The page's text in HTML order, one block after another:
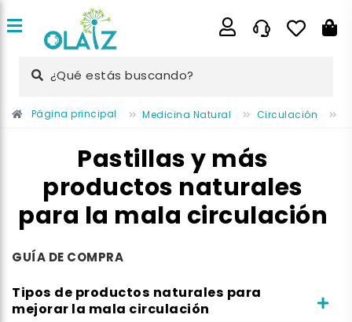
¿Qué estás buscando?
Página principal Medicina Natural Circulación
Pastillas y más
productos naturales
para la mala circulación
GUÍA DE COMPRA
Tipos de productos naturales para
mejorar la mala circulación